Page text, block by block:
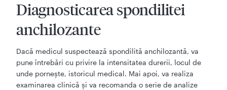
Diagnosticarea spondilitei
anchilozante
Dacă medicul suspectează spondilită anchilozantă, va
pune întrebări cu privire la intensitatea durerii, locul de
unde pornește, istoricul medical. Mai apoi, va realiza
examinarea clinică și va recomanda o serie de analize